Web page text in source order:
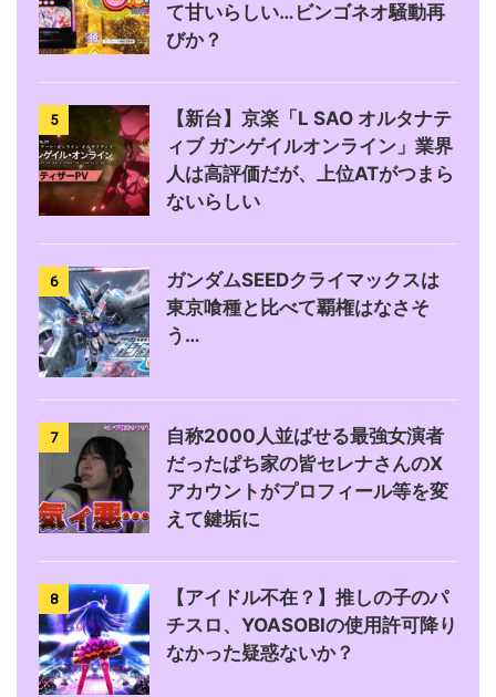
て甘いらしい…ビンゴネオ騒動再
びか？
5
【新台】京楽「L SAO オルタナテ
ィブ ガンゲイルオンライン」業界
人は高評価だが、上位ATがつまら
ないらしい
6
ガンダムSEEDクライマックスは
東京喰種と比べて覇権はなさそ
う…
7
自称2000人並ばせる最強女演者
だったぱち家の皆セレナさんのX
アカウントがプロフィール等を変
えて鍵垢に
8
【アイドル不在？】推しの子のパ
チスロ、YOASOBIの使用許可降り
なかった疑惑ないか？